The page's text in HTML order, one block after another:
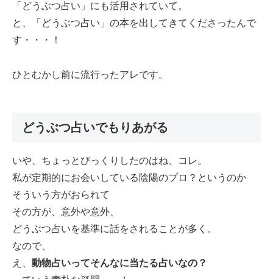
「どうぶつ占い」にも活用されていて。
と、「どうぶつ占い」の本を出してきてくださったんで
す・・・！
ひとむかし前に流行ったアレです。
どうぶつ占いでもりあがる
いや、ちょっとびっくりしたのはね、コレ。
私が定期的にお会いしている陰陽のプロ？というのか
そういう方がおられて
その方が、意外や意外、
どうぶつ占いを基準に話をされることが多く。
なので、
え、 動物占いってそんなに当たる占いなの？